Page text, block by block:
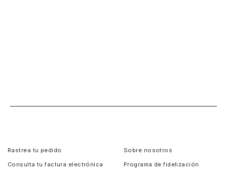
Rastrea tu pedido
Consulta tu factura electrónica
Sobre nosotros
Programa de fidelización